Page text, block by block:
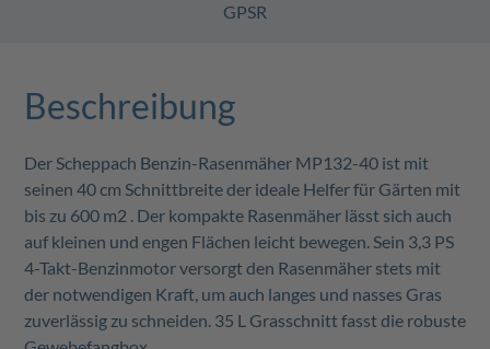
GPSR
Beschreibung
Der Scheppach Benzin-Rasenmäher MP132-40 ist mit
seinen 40 cm Schnittbreite der ideale Helfer für Gärten mit
bis zu 600 m2 . Der kompakte Rasenmäher lässt sich auch
auf kleinen und engen Flächen leicht bewegen. Sein 3,3 PS
4-Takt-Benzinmotor versorgt den Rasenmäher stets mit
der notwendigen Kraft, um auch langes und nasses Gras
zuverlässig zu schneiden. 35 L Grasschnitt fasst die robuste